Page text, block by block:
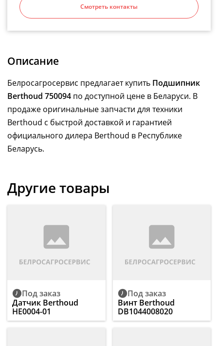
Смотреть контакты
Описание
Белросагросервис предлагает купить Подшипник
Berthoud 750094 по доступной цене в Беларуси. В
продаже оригинальные запчасти для техники
Berthoud с быстрой доставкой и гарантией
официального дилера Berthoud в Республике
Беларусь.
Другие товары
Под заказ
Датчик Berthoud
HE0004-01
Под заказ
Винт Berthoud
DB1044008020